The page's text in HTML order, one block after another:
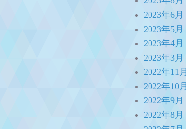
2023年6月
2023年5月
2023年4月
2023年3月
2022年11月
2022年10月
2022年9月
2022年8月